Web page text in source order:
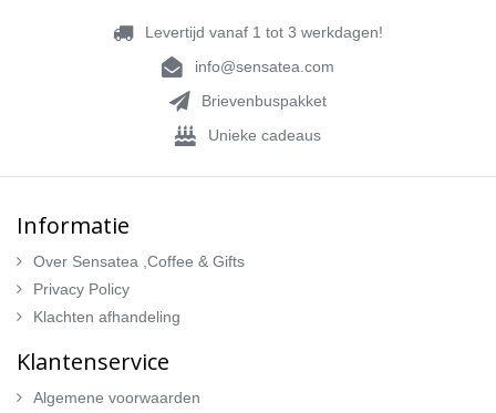
Levertijd vanaf 1 tot 3 werkdagen!
info@sensatea.com
Brievenbuspakket
Unieke cadeaus
Informatie
Over Sensatea ,Coffee & Gifts
Privacy Policy
Klachten afhandeling
Klantenservice
Algemene voorwaarden